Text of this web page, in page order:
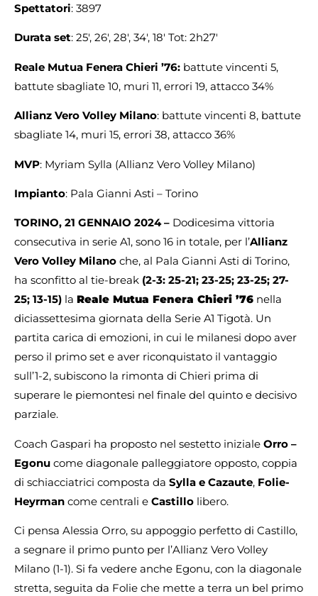
Spettatori: 3897
Durata set: 25′, 26′, 28′, 34′, 18′ Tot: 2h27′
Reale Mutua Fenera Chieri ’76: battute vincenti 5,
battute sbagliate 10, muri 11, errori 19, attacco 34%
Allianz Vero Volley Milano: battute vincenti 8, battute
sbagliate 14, muri 15, errori 38, attacco 36%
MVP: Myriam Sylla (Allianz Vero Volley Milano)
Impianto: Pala Gianni Asti – Torino
TORINO, 21 GENNAIO 2024 – Dodicesima vittoria
consecutiva in serie A1, sono 16 in totale, per l’Allianz
Vero Volley Milano che, al Pala Gianni Asti di Torino,
ha sconfitto al tie-break (2-3: 25-21; 23-25; 23-25; 27-
25; 13-15) la Reale Mutua Fenera Chieri ’76 nella
diciassettesima giornata della Serie A1 Tigotà. Un
partita carica di emozioni, in cui le milanesi dopo aver
perso il primo set e aver riconquistato il vantaggio
sull’1-2, subiscono la rimonta di Chieri prima di
superare le piemontesi nel finale del quinto e decisivo
parziale.
Coach Gaspari ha proposto nel sestetto iniziale Orro –
Egonu come diagonale palleggiatore opposto, coppia
di schiacciatrici composta da Sylla e Cazaute, Folie-
Heyrman come centrali e Castillo libero.
Ci pensa Alessia Orro, su appoggio perfetto di Castillo,
a segnare il primo punto per l’Allianz Vero Volley
Milano (1-1). Si fa vedere anche Egonu, con la diagonale
stretta, seguita da Folie che mette a terra un bel primo